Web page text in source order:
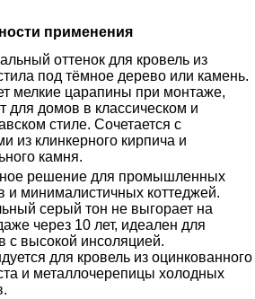
применения
оттенок для кровель из
под тёмное дерево или камень.
мелкие царапины при монтаже,
для домов в классическом и
стиле. Сочетается с
из клинкерного кирпича и
камня.
решение для промышленных
и минималистичных коттеджей.
серый тон не выгорает на
через 10 лет, идеален для
с высокой инсоляцией.
для кровель из оцинкованного
и металлочерепицы холодных